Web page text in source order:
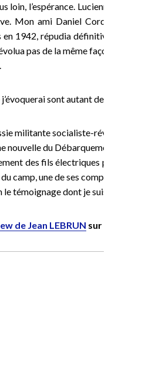
loin, l’espérance. Lucienne
Mon ami Daniel Cordier,
1942, répudia définitivement
pas de la même façon mais
sont autant de
militante socialiste-
nouvelle du Débarquement, elle
des fils électriques prélevés
camp, une de ses compagnes
témoignage dont je suis
de Jean LEBRUN sur notre